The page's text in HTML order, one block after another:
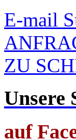
E-mail
ZU
Unsere
auf